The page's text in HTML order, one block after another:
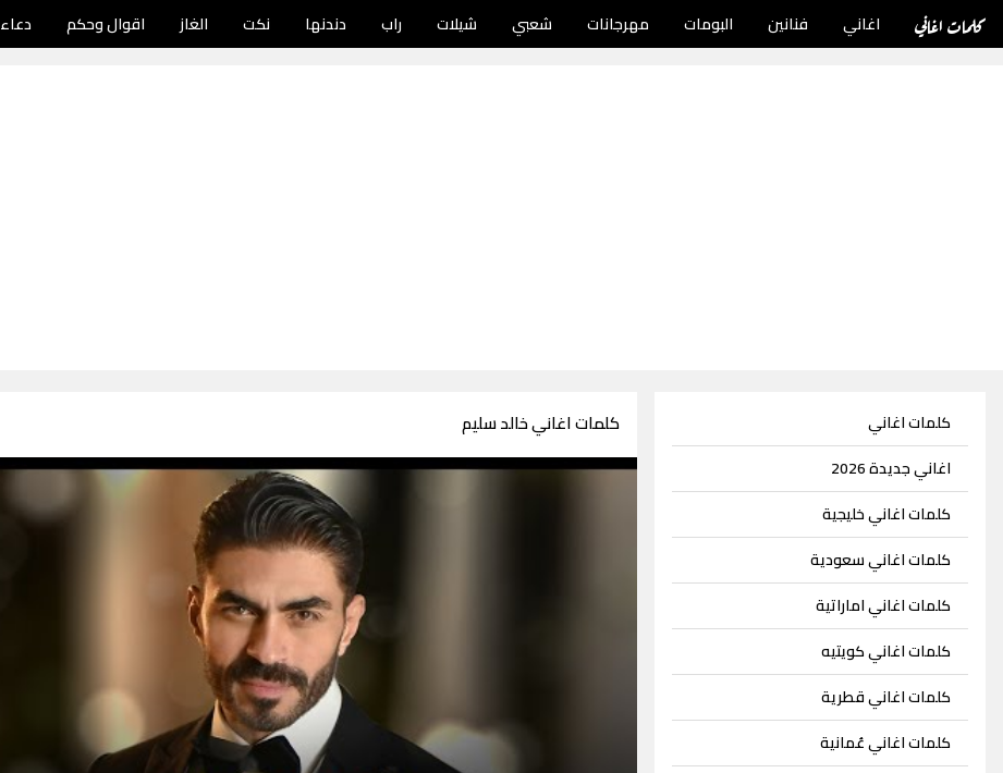
كلمات اغاني اغاني فنانين البومات مهرجانات شعبي شيلات راب دندنها نكت الغاز اقوال وحكم دعاء
كلمات اغاني
اغاني جديدة 2026
كلمات اغاني خليجية
كلمات اغاني سعودية
كلمات اغاني اماراتية
كلمات اغاني كويتيه
كلمات اغاني قطرية
كلمات اغاني عُمانية
كلمات اغاني خالد سليم